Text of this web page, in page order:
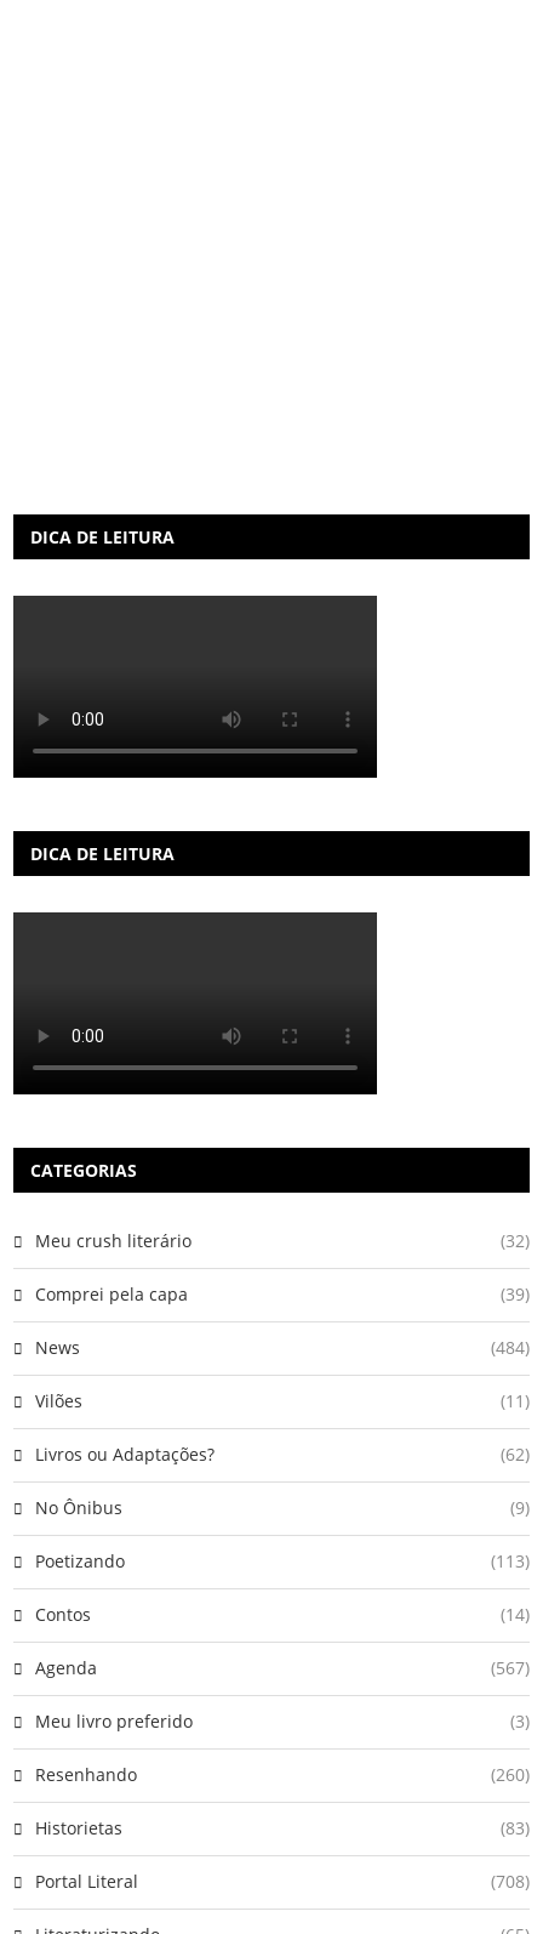
DICA DE LEITURA
DICA DE LEITURA
CATEGORIAS
Meu crush literário (32)
Comprei pela capa (39)
News (484)
Vilões (11)
Livros ou Adaptações? (62)
No Ônibus (9)
Poetizando (113)
Contos (14)
Agenda (567)
Meu livro preferido (3)
Resenhando (260)
Historietas (83)
Portal Literal (708)